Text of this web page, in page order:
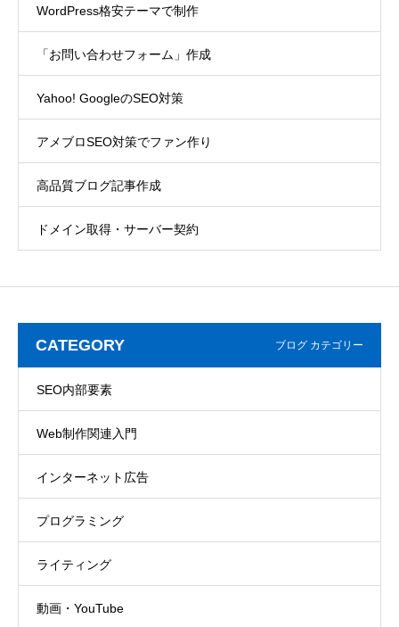
WordPress格安テーマで制作
「お問い合わせフォーム」作成
Yahoo! GoogleのSEO対策
アメブロSEO対策でファン作り
高品質ブログ記事作成
ドメイン取得・サーバー契約
CATEGORY ブログ カテゴリー
SEO内部要素
Web制作関連入門
インターネット広告
プログラミング
ライティング
動画・YouTube